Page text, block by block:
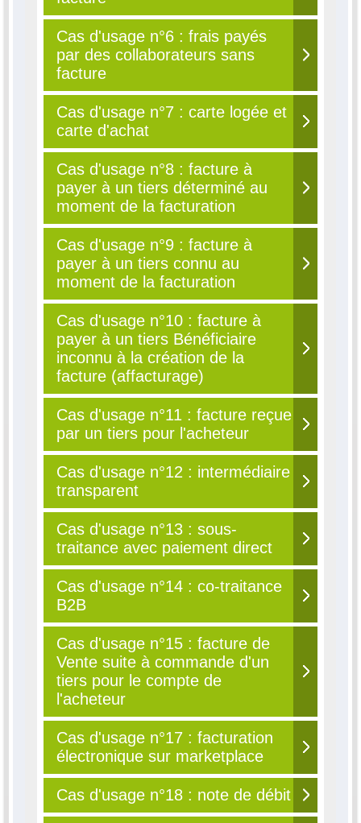
Cas d'usage n°6 : frais payés
par des collaborateurs sans
facture
Cas d'usage n°7 : carte logée et
carte d'achat
Cas d'usage n°8 : facture à
payer à un tiers déterminé au
moment de la facturation
Cas d'usage n°9 : facture à
payer à un tiers connu au
moment de la facturation
Cas d'usage n°10 : facture à
payer à un tiers Bénéficiaire
inconnu à la création de la
facture (affacturage)
Cas d'usage n°11 : facture reçue
par un tiers pour l'acheteur
Cas d'usage n°12 : intermédiaire
transparent
Cas d'usage n°13 : sous-
traitance avec paiement direct
Cas d'usage n°14 : co-traitance
B2B
Cas d'usage n°15 : facture de
Vente suite à commande d'un
tiers pour le compte de
l'acheteur
Cas d'usage n°17 : facturation
électronique sur marketplace
Cas d'usage n°18 : note de débit